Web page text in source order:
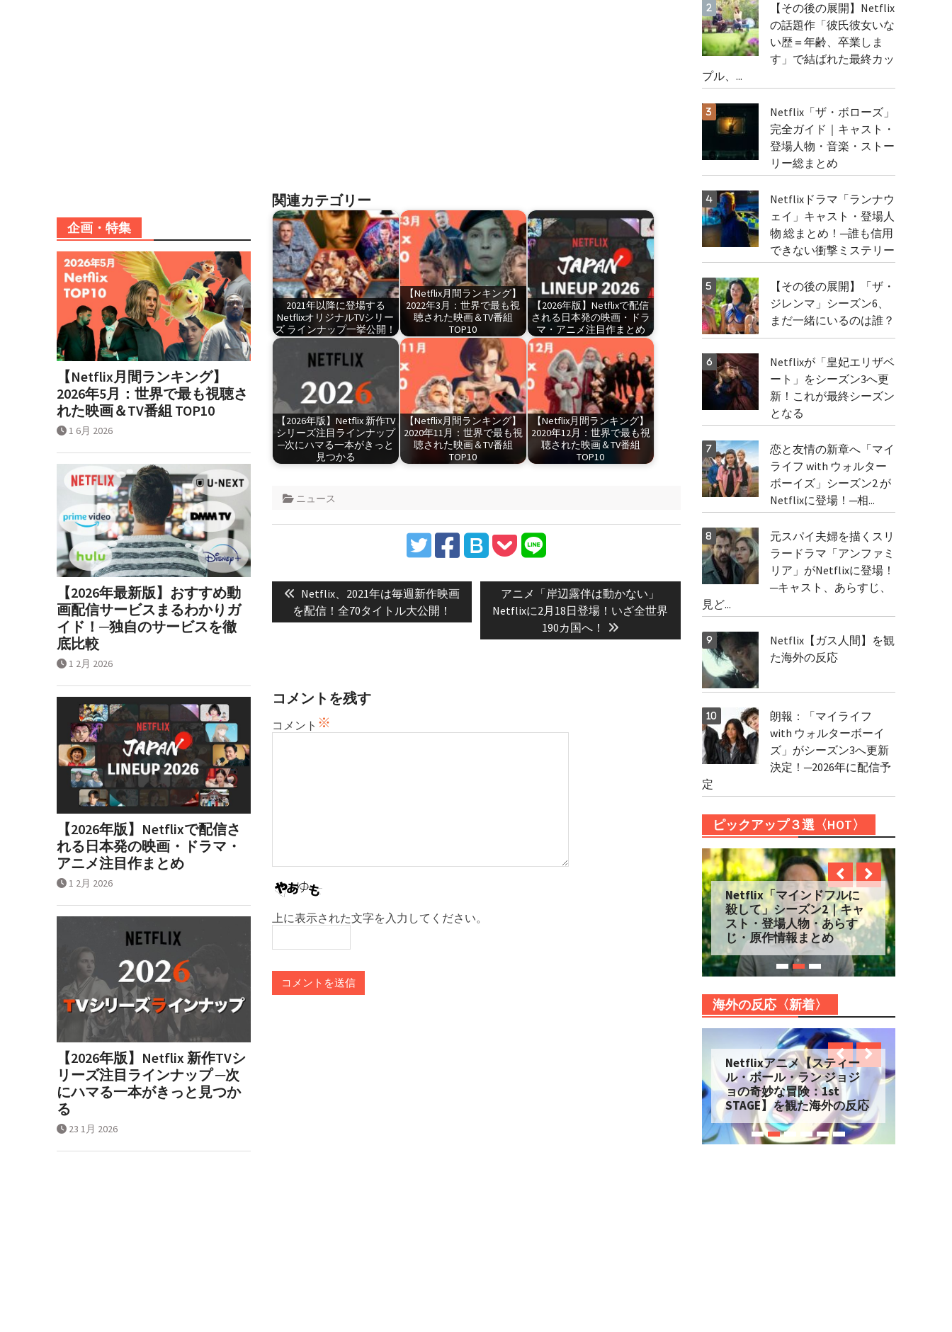
関連カテゴリー
2021年以降に登場する
NetflixオリジナルTVシリー
ズ ラインナップ一挙公開！
【Netflix月間ランキング】
2022年3月：世界で最も視
聴された映画＆TV番組
TOP10
【2026年版】Netflixで配信
される日本発の映画・ドラ
マ・アニメ注目作まとめ
【2026年版】Netflix 新作TV
シリーズ注目ラインナップ
─次にハマる一本がきっと
見つかる
【Netflix月間ランキング】
2020年11月：世界で最も視
聴された映画＆TV番組
TOP10
【Netflix月間ランキング】
2020年12月：世界で最も視
聴された映画＆TV番組
TOP10
ニュース
投
稿
シ
ン
Previous
post:
Netflix、2021年は毎週新作映画
を配信！全70タイトル大公開！
Next
post:
アニメ「岸辺露伴は動かない」
Netflixに2月18日登場！いざ全世界
190カ国へ！
コメントを残す
コメント ※
上に表示された文字を入力してください。
【その後の展開】Netflix
の話題作「彼氏彼女いな
い歴＝年齢、卒業しま
す」で結ばれた最終カッ
プル、...
Netflix「ザ・ボローズ」
完全ガイド｜キャスト・
登場人物・音楽・ストー
リー総まとめ
Netflixドラマ「ランナウ
ェイ」キャスト・登場人
物 総まとめ！─誰も信用
できない衝撃ミステリー
【その後の展開】「ザ・
ジレンマ」シーズン6、
まだ一緒にいるのは誰？
Netflixが「皇妃エリザベ
ート」をシーズン3へ更
新！これが最終シーズン
となる
恋と友情の新章へ「マイ
ライフ with ウォルター
ボーイズ」シーズン2 が
Netflixに登場！─相...
元スパイ夫婦を描くスリ
ラードラマ「アンファミ
リア」がNetflixに登場！
─キャスト、あらすじ、
見ど...
Netflix【ガス人間】を観
た海外の反応
朗報：「マイライフ
with ウォルターボーイ
ズ」がシーズン3へ更新
決定！─2026年に配信予
定
ピックアップ３選〈HOT〉
Netflix「マインドフルに
殺して」シーズン2｜キャ
スト・登場人物・あらす
じ・原作情報まとめ
海外の反応〈新着〉
Netflixアニメ【スティー
ル・ボール・ラン ジョジ
ョの奇妙な冒険：1st
STAGE】を観た海外の反応
企画・特集
【Netflix月間ランキング】
2026年5月：世界で最も視聴さ
れた映画＆TV番組 TOP10
1 6月 2026
【2026年最新版】おすすめ動
画配信サービスまるわかりガ
イド！─独自のサービスを徹
底比較
1 2月 2026
【2026年版】Netflixで配信さ
れる日本発の映画・ドラマ・
アニメ注目作まとめ
1 2月 2026
【2026年版】Netflix 新作TVシ
リーズ注目ラインナップ ─次
にハマる一本がきっと見つか
る
23 1月 2026